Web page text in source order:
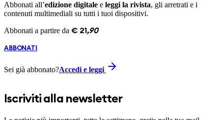
Abbonati all’edizione digitale e leggi la rivista, gli arretrati e i
contenuti multimediali su tutti i tuoi dispositivi.
Abbonati a partire da € 21 ,90
ABBONATI
Sei già abbonato?Accedi e leggi
Iscriviti alla newsletter